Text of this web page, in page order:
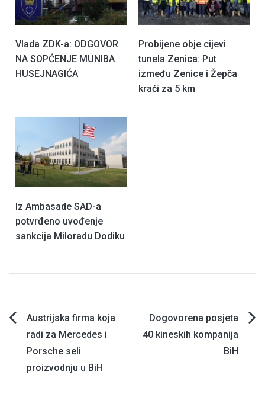
Vlada ZDK-a: ODGOVOR
NA SOPĆENJE MUNIBA
HUSEJNAGIĆA
Probijene obje cijevi
tunela Zenica: Put
između Zenice i Žepča
kraći za 5 km
Iz Ambasade SAD-a
potvrđeno uvođenje
sankcija Miloradu Dodiku
Navigacija
članaka
Austrijska firma koja
radi za Mercedes i
Porsche seli
proizvodnju u BiH
Dogovorena posjeta
40 kineskih kompanija
BiH